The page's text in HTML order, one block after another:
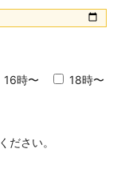
16時〜 18時〜
ださい。